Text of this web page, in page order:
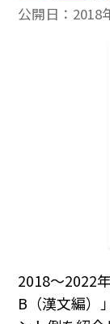
公開日： 2018
2018～2022
B（漢文編）